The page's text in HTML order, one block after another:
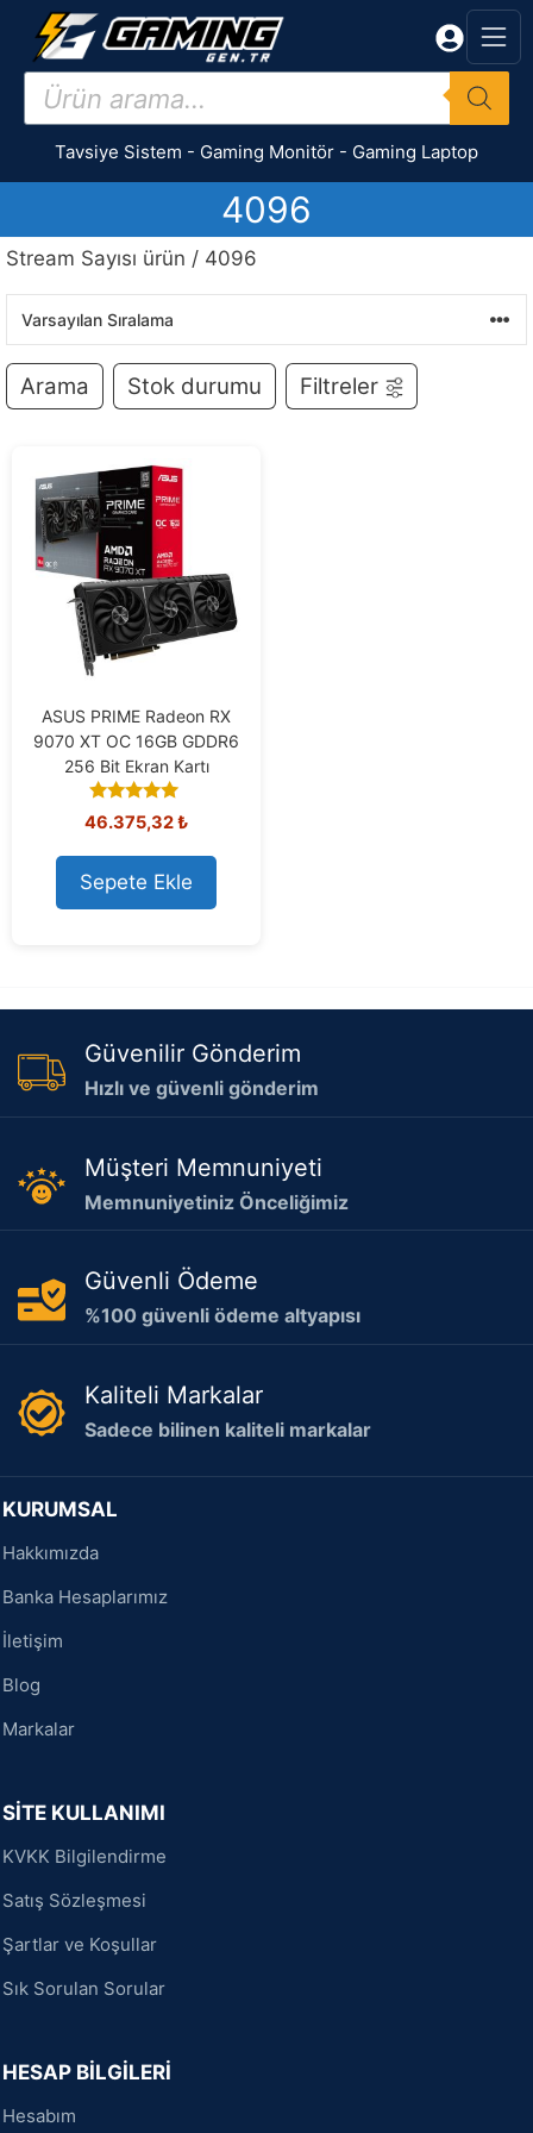
İçeriğe
Products
search
Tavsiye Sistem - Gaming Monitör - Gaming Laptop
4096
Stream Sayısı ürün / 4096
Arama Stok durumu Filtreler
ASUS PRIME Radeon RX
9070 XT OC 16GB GDDR6
256 Bit Ekran Kartı
5.00
out of 5
46.375,32₺
Sepete Ekle
Güvenilir Gönderim
Hızlı ve güvenli gönderim
Müşteri Memnuniyeti
Memnuniyetiniz Önceliğimiz
Güvenli Ödeme
%100 güvenli ödeme altyapısı
Kaliteli Markalar
Sadece bilinen kaliteli markalar
KURUMSAL
Hakkımızda
Banka Hesaplarımız
İletişim
Blog
Markalar
SİTE KULLANIMI
KVKK Bilgilendirme
Satış Sözleşmesi
Şartlar ve Koşullar
Sık Sorulan Sorular
HESAP BİLGİLERİ
Hesabım